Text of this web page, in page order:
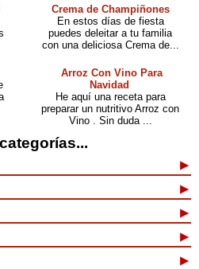
Crema de Champiñones
En estos días de fiesta
puedes deleitar a tu familia
con una deliciosa Crema de...
Arroz Con Vino Para
Navidad
He aquí una receta para
preparar un nutritivo Arroz con
Vino . Sin duda ...